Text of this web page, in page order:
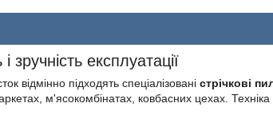
зручність експлуатації
відмінно підходять спеціалізовані стрічкові
м'ясокомбінатах, ковбасних цехах. Техніка